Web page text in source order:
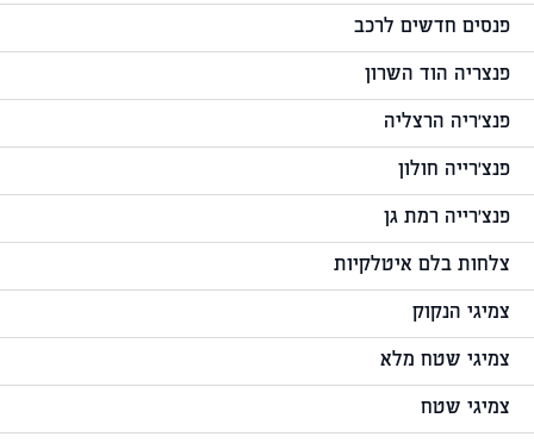
פנסים חדשים לרכב
פנצריה הוד השרון
פנצ'ריה הרצליה
פנצ'רייה חולון
פנצ'רייה רמת גן
צלחות בלם איטלקיות
צמיגי הנקוק
צמיגי שטח מלא
צמיגי שטח